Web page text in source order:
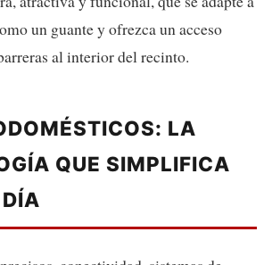
un guante y ofrezca un acceso
al interior del recinto.
LA
QUE SIMPLIFICA